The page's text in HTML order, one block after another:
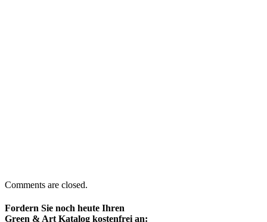
Comments are closed.
Fordern Sie noch heute Ihren
Green & Art Katalog kostenfrei an: